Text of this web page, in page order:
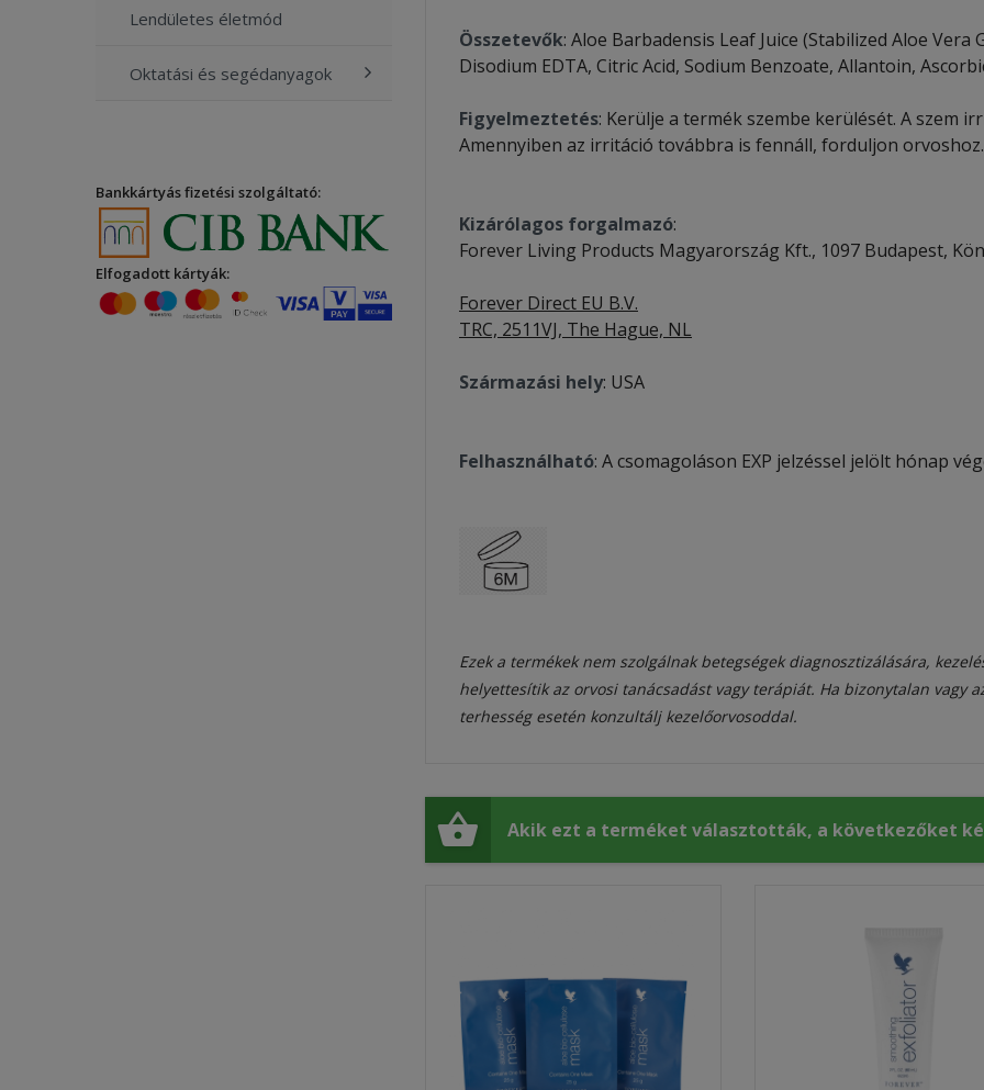
Lendületes életmód
Oktatási és segédanyagok
Bankkártyás fizetési szolgáltató:
Elfogadott kártyák:
Összetevők: Aloe Barbadensis Leaf Juice (Stabilized Aloe
Disodium EDTA, Citric Acid, Sodium Benzoate, Allantoin,
Figyelmeztetés: Kerülje a termék szembe kerülését. A szem
Amennyiben az irritáció továbbra is fennáll, forduljon orvoshoz.
Kizárólagos forgalmazó:
Forever Living Products Magyarország Kft., 1097 Budapest,
Forever Direct EU B.V.
TRC, 2511VJ, The Hague, NL
Származási hely: USA
Felhasználható: A csomagoláson EXP jelzéssel jelölt hónap
Ezek a termékek nem szolgálnak betegségek diagnosztizálására,
helyettesítik az orvosi tanácsadást vagy terápiát. Ha bizonytalan vagy
terhesség esetén konzultálj kezelőorvosoddal.
Akik ezt a terméket választották, a következőket